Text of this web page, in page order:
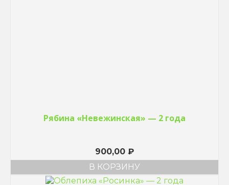
Рябина «Невежинская» — 2 года
900,00 ₽
В КОРЗИНУ